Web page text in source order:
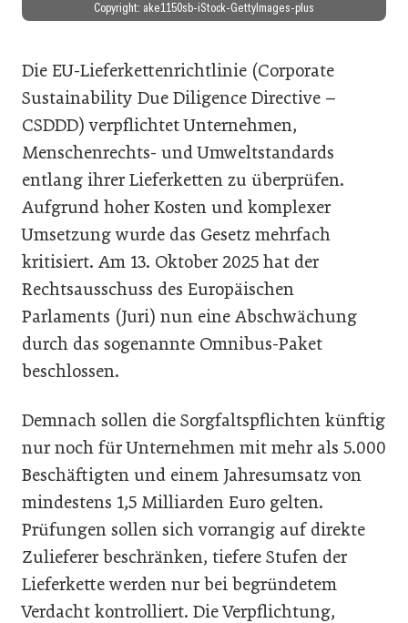
Copyright: ake1150sb-iStock-GettyImages-plus
Die EU-Lieferkettenrichtlinie (Corporate
Sustainability Due Diligence Directive –
CSDDD) verpflichtet Unternehmen,
Menschenrechts- und Umweltstandards
entlang ihrer Lieferketten zu überprüfen.
Aufgrund hoher Kosten und komplexer
Umsetzung wurde das Gesetz mehrfach
kritisiert. Am 13. Oktober 2025 hat der
Rechtsausschuss des Europäischen
Parlaments (Juri) nun eine Abschwächung
durch das sogenannte Omnibus-Paket
beschlossen.
Demnach sollen die Sorgfaltspflichten künftig
nur noch für Unternehmen mit mehr als 5.000
Beschäftigten und einem Jahresumsatz von
mindestens 1,5 Milliarden Euro gelten.
Prüfungen sollen sich vorrangig auf direkte
Zulieferer beschränken, tiefere Stufen der
Lieferkette werden nur bei begründetem
Verdacht kontrolliert. Die Verpflichtung,